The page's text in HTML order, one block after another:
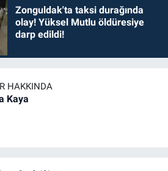
Zonguldak'ta taksi durağında
olay! Yüksel Mutlu öldüresiye
darp edildi!
HAKKINDA
Kaya